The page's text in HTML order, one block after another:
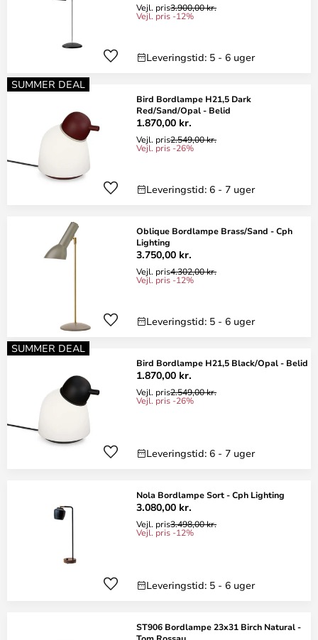
Vejl. pris3.900,00 kr.
Vejl. pris -12%
Leveringstid: 5 - 6 uger
SUMMER DEAL
Bird Bordlampe H21,5 Dark
Red/Sand/Opal - Belid
1.870,00 kr.
Vejl. pris2.549,00 kr.
Vejl. pris -26%
Leveringstid: 6 - 7 uger
Oblique Bordlampe Brass/Sand - Cph
Lighting
3.750,00 kr.
Vejl. pris4.302,00 kr.
Vejl. pris -12%
Leveringstid: 5 - 6 uger
SUMMER DEAL
Bird Bordlampe H21,5 Black/Opal - Belid
1.870,00 kr.
Vejl. pris2.549,00 kr.
Vejl. pris -26%
Leveringstid: 6 - 7 uger
Nola Bordlampe Sort - Cph Lighting
3.080,00 kr.
Vejl. pris3.498,00 kr.
Vejl. pris -12%
Leveringstid: 5 - 6 uger
ST906 Bordlampe 23x31 Birch Natural -